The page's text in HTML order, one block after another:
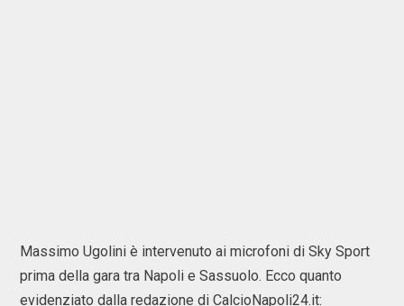
Massimo Ugolini è intervenuto ai microfoni di Sky Sport
prima della gara tra Napoli e Sassuolo. Ecco quanto
evidenziato dalla redazione di CalcioNapoli24.it: